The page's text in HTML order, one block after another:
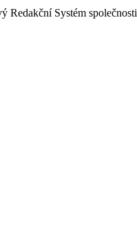
Redakční Systém společnosti